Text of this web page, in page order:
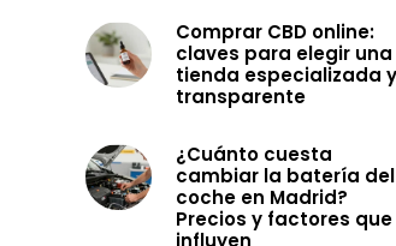
Comprar CBD online:
claves para elegir una
tienda especializada y
transparente
¿Cuánto cuesta
cambiar la batería del
coche en Madrid?
Precios y factores que
influyen